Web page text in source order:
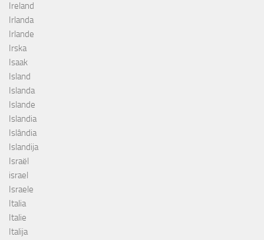
Ireland
Irlanda
Irlande
Irska
Isaak
Island
Islanda
Islande
Islandia
Islândia
Islandija
Israël
israel
Israele
Italia
Italie
Italija